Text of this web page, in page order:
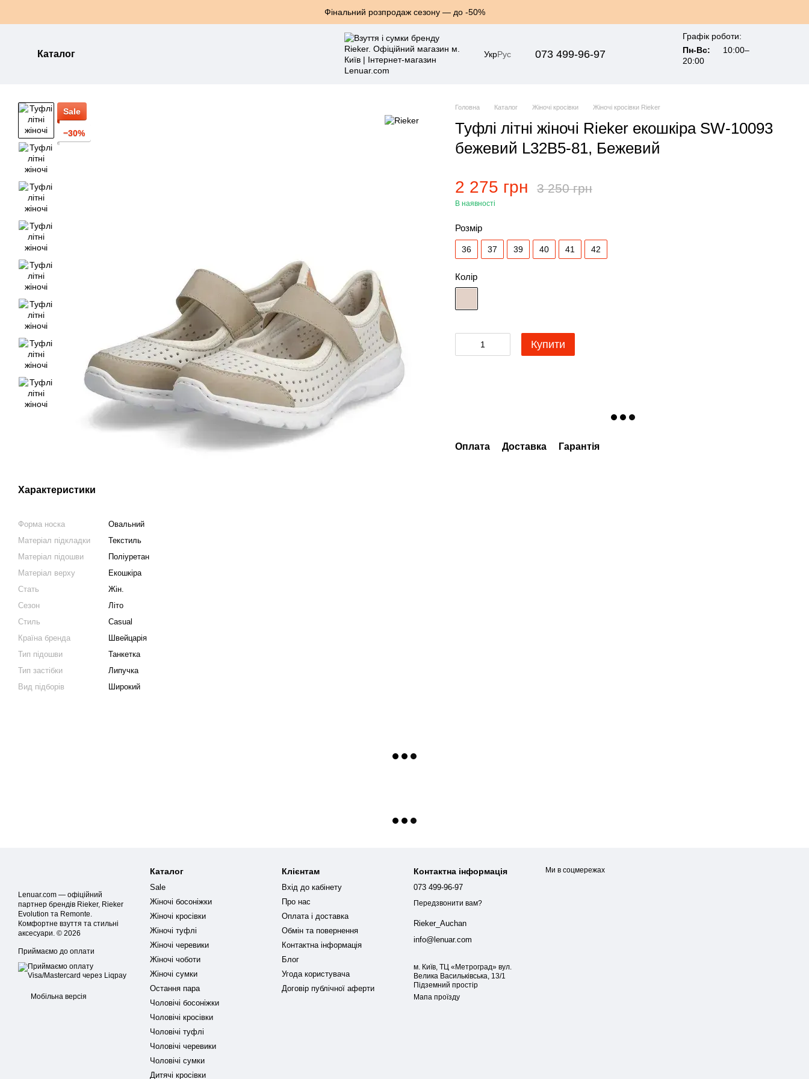
Фінальний розпродаж сезону — до -50%
Каталог УкрРус 073 499-96-97
Графік роботи:
Пн-Вс:
10:00–
20:00
Sale
−30%
Характеристики
Форма носка
Овальний
Матеріал підкладки
Текстиль
Матеріал підошви
Поліуретан
Матеріал верху
Екошкіра
Стать
Жін.
Сезон
Літо
Стиль
Casual
Країна бренда
Швейцарія
Тип підошви
Танкетка
Тип застібки
Липучка
Вид підборів
Широкий
Головна Каталог Жіночі кросівки Жіночі кросівки Rieker
Туфлі літні жіночі Rieker екошкіра SW-10093
бежевий L32B5-81, Бежевий
2 275 грн 3 250 грн
В наявності
Розмір
36 37 39 40 41 42
Колір
Купити
Оплата Доставка Гарантія
Lenuar.com — офіційний
партнер брендів Rieker, Rieker
Evolution та Remonte.
Комфортне взуття та стильні
аксесуари. © 2026
Приймаємо до оплати
Мобільна версія
Каталог
Sale
Жіночі босоніжки
Жіночі кросівки
Жіночі туфлі
Жіночі черевики
Жіночі чоботи
Жіночі сумки
Остання пара
Чоловічі босоніжки
Чоловічі кросівки
Чоловічі туфлі
Чоловічі черевики
Чоловічі сумки
Дитячі кросівки
Клієнтам
Вхід до кабінету
Про нас
Оплата і доставка
Обмін та повернення
Контактна інформація
Блог
Угода користувача
Договір публічної аферти
Контактна інформація
073 499-96-97
Передзвонити вам?
Rieker_Auchan
info@lenuar.com
м. Київ, ТЦ «Метроград» вул.
Велика Васильківська, 13/1
Підземний простір
Мапа проїзду
Ми в соцмережах